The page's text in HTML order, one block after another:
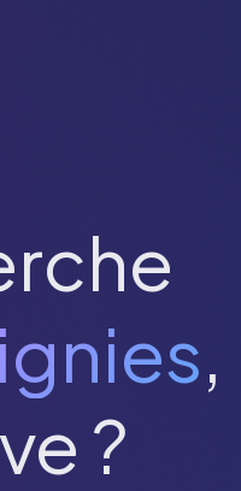
,
?